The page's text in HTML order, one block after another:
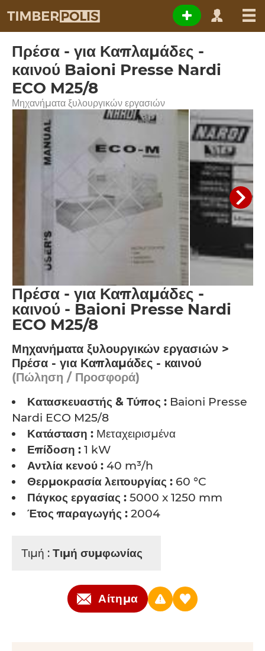
Πρέσα - για Καπλαμάδες -
καινού Baioni Presse Nardi
ECO M25/8
Μηχανήματα ξυλουργικών εργασιών
Πρέσα - για Καπλαμάδες -
καινού - Baioni Presse Nardi
ECO M25/8
Μηχανήματα ξυλουργικών εργασιών >
Πρέσα - για Καπλαμάδες - καινού
(Πώληση / Προσφορά)
Κατασκευαστής & Τύπος : Baioni Presse
Nardi ECO M25/8
Κατάσταση : Μεταχειρισμένα
Επίδοση : 1 kW
Αντλία κενού : 40 m³/h
Θερμοκρασία λειτουργίας : 60 °C
Πάγκος εργασίας : 5000 x 1250 mm
Έτος παραγωγής : 2004
Τιμή : Τιμή συμφωνίας
Αίτημα